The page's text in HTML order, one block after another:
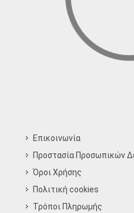
Επικοινωνία
Προστασία Προσωπικών
Όροι Χρήσης
Πολιτική cookies
Τρόποι Πληρωμής